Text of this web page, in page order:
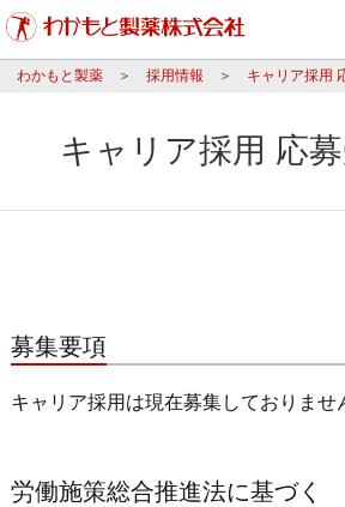
わかもと製薬 採用情報 キャリア採用
キャリア採用 応
募集要項
キャリア採用は現在募集しておりませ
労働施策総合推進法に基づく